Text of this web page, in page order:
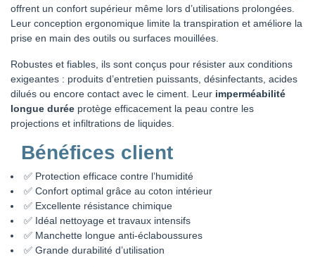
offrent un confort supérieur même lors d’utilisations prolongées.
Leur conception ergonomique limite la transpiration et améliore la
prise en main des outils ou surfaces mouillées.
Robustes et fiables, ils sont conçus pour résister aux conditions
exigeantes : produits d’entretien puissants, désinfectants, acides
dilués ou encore contact avec le ciment. Leur imperméabilité
longue durée protège efficacement la peau contre les
projections et infiltrations de liquides.
Bénéfices client
✅ Protection efficace contre l’humidité
✅ Confort optimal grâce au coton intérieur
✅ Excellente résistance chimique
✅ Idéal nettoyage et travaux intensifs
✅ Manchette longue anti-éclaboussures
✅ Grande durabilité d’utilisation